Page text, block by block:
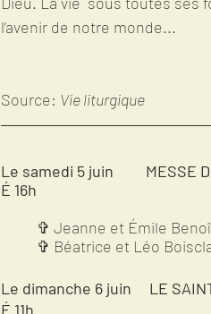
l’avenir de notre monde...
Source: Vie liturgique
Le samedi 5 juin         MESSE
É 16h
✞ Jeanne et Émile
✞ Béatrice et Léo
Le dimanche 6 juin     LE
É 11h